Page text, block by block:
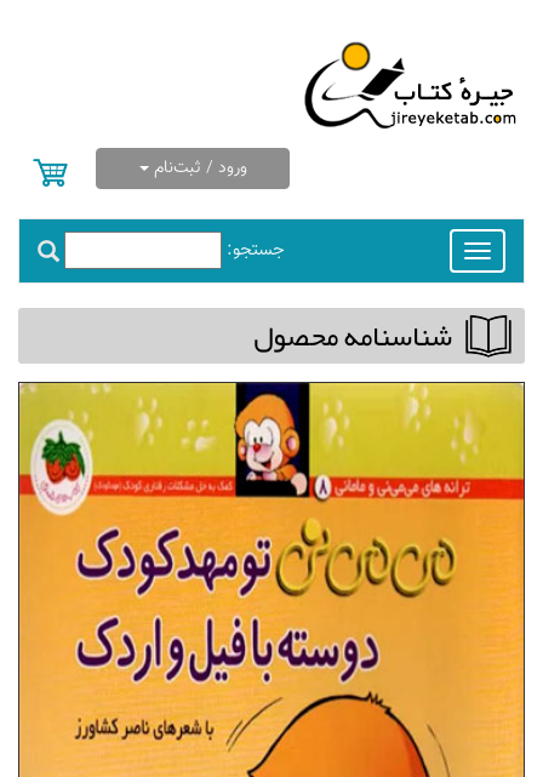
ورود / ثبت‌نام
جستجو:
Toggle
navigation
شناسنامه محصول